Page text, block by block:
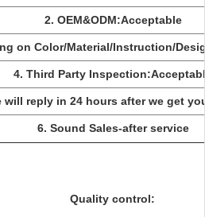
2. OEM&ODM:Acceptable
on Color/Material/Instruction/
4. Third Party
will reply in 24 hours after we get
6. Sound Sales-after service
Quality control: